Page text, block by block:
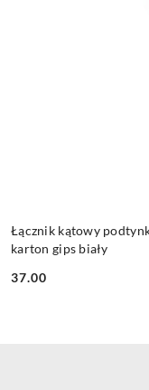
Łącznik kątowy
karton gips biały
Cena:
37.00